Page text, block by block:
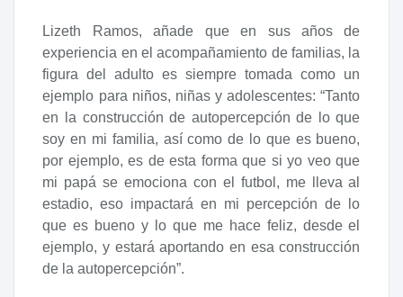
Lizeth Ramos, añade que en sus años de
experiencia en el acompañamiento de familias, la
figura del adulto es siempre tomada como un
ejemplo para niños, niñas y adolescentes: “Tanto
en la construcción de autopercepción de lo que
soy en mi familia, así como de lo que es bueno,
por ejemplo, es de esta forma que si yo veo que
mi papá se emociona con el futbol, me lleva al
estadio, eso impactará en mi percepción de lo
que es bueno y lo que me hace feliz, desde el
ejemplo, y estará aportando en esa construcción
de la autopercepción”.